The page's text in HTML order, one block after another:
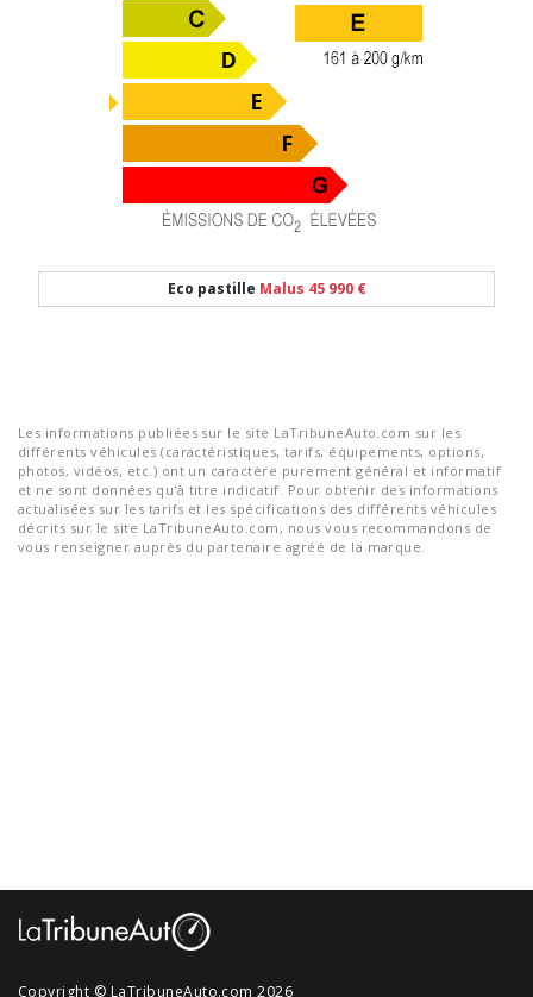
Eco pastille Malus 45 990 €
Les informations publiées sur le site LaTribuneAuto.com sur les
différents véhicules (caractéristiques, tarifs, équipements, options,
photos, vidéos, etc.) ont un caractère purement général et informatif
et ne sont données qu'à titre indicatif. Pour obtenir des informations
actualisées sur les tarifs et les spécifications des différents véhicules
décrits sur le site LaTribuneAuto.com, nous vous recommandons de
vous renseigner auprès du partenaire agréé de la marque.
Copyright © LaTribuneAuto.com 2026